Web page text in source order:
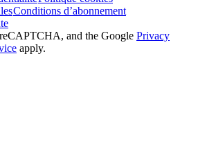
Conditions d’abonnement
and the Google Privacy
apply.